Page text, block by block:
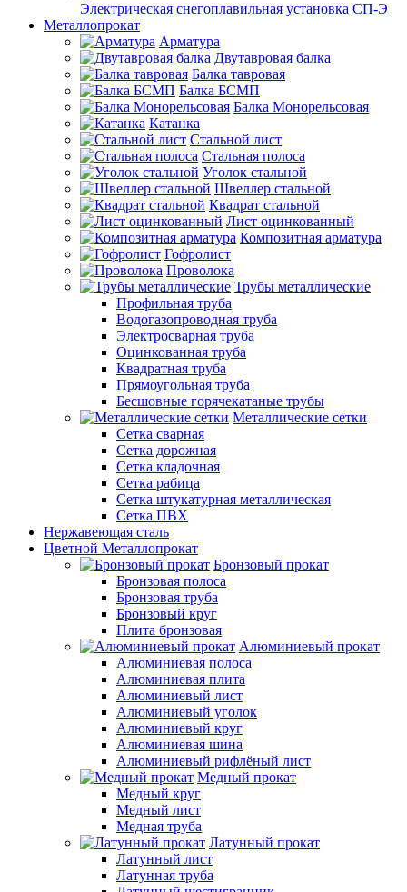
Электрическая снегоплавильная установка СП-Э
Металлопрокат
Арматура
Двутавровая балка
Балка тавровая
Балка БСМП
Балка Монорельсовая
Катанка
Стальной лист
Стальная полоса
Уголок стальной
Швеллер стальной
Квадрат стальной
Лист оцинкованный
Композитная арматура
Гофролист
Проволока
Трубы металлические
Профильная труба
Водогазопроводная труба
Электросварная труба
Оцинкованная труба
Квадратная труба
Прямоугольная труба
Бесшовные горячекатаные трубы
Металлические сетки
Сетка сварная
Сетка дорожная
Сетка кладочная
Сетка рабица
Сетка штукатурная металлическая
Сетка ПВХ
Нержавеющая сталь
Цветной Металлопрокат
Бронзовый прокат
Бронзовая полоса
Бронзовая труба
Бронзовый круг
Плита бронзовая
Алюминиевый прокат
Алюминиевая полоса
Алюминиевая плита
Алюминиевый лист
Алюминиевый уголок
Алюминиевый круг
Алюминиевая шина
Алюминиевый рифлёный лист
Медный прокат
Медный круг
Медный лист
Медная труба
Латунный прокат
Латунный лист
Латунная труба